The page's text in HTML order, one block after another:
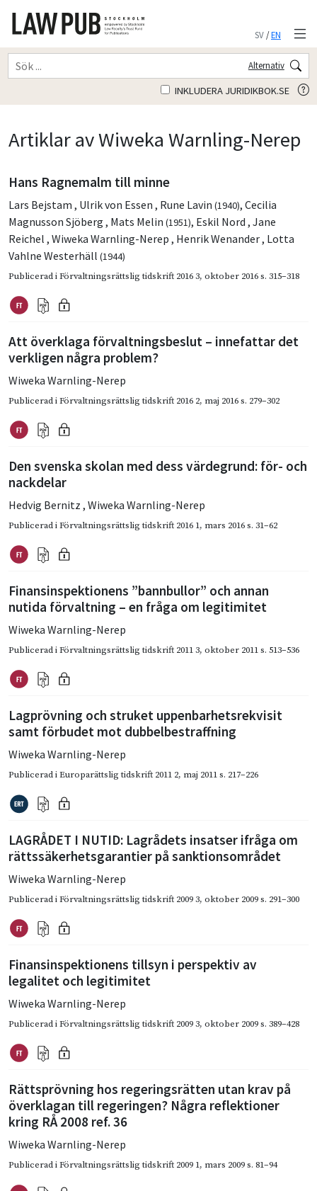
SV/EN
Alternativ
INKLUDERA JURIDIKBOK.SE
Artiklar av Wiweka Warnling-Nerep
Hans Ragnemalm till minne
Lars Bejstam , Ulrik von Essen , Rune Lavin (1940), Cecilia
Magnusson Sjöberg , Mats Melin (1951), Eskil Nord , Jane
Reichel , Wiweka Warnling-Nerep , Henrik Wenander, Lotta
Vahlne Westerhäll (1944)
Publicerad iFörvaltningsrättslig tidskrift 2016 3, oktober 2016s. 315–318
Att överklaga förvaltningsbeslut – innefattar det
verkligen några problem?
Wiweka Warnling-Nerep
Publicerad iFörvaltningsrättslig tidskrift 2016 2, maj 2016s. 279–302
Den svenska skolan med dess värdegrund: för- och
nackdelar
Hedvig Bernitz , Wiweka Warnling-Nerep
Publicerad iFörvaltningsrättslig tidskrift 2016 1, mars 2016s. 31–62
Finansinspektionens ”bannbullor” och annan
nutida förvaltning – en fråga om legitimitet
Wiweka Warnling-Nerep
Publicerad iFörvaltningsrättslig tidskrift 2011 3, oktober 2011s. 513–536
Lagprövning och struket uppenbarhetsrekvisit
samt förbudet mot dubbelbestraffning
Wiweka Warnling-Nerep
Publicerad iEuroparättslig tidskrift 2011 2, maj 2011s. 217–226
LAGRÅDET I NUTID: Lagrådets insatser ifråga om
rättssäkerhetsgarantier på sanktionsområdet
Wiweka Warnling-Nerep
Publicerad iFörvaltningsrättslig tidskrift 2009 3, oktober 2009s. 291–300
Finansinspektionens tillsyn i perspektiv av
legalitet och legitimitet
Wiweka Warnling-Nerep
Publicerad iFörvaltningsrättslig tidskrift 2009 3, oktober 2009s. 389–428
Rättsprövning hos regeringsrätten utan krav på
överklagan till regeringen? Några reflektioner
kring RÅ 2008 ref. 36
Wiweka Warnling-Nerep
Publicerad iFörvaltningsrättslig tidskrift 2009 1, mars 2009s. 81–94